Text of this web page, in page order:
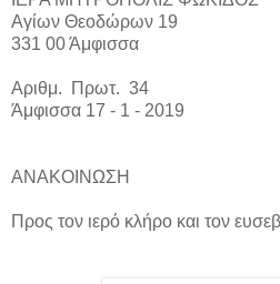
Αγίων Θεοδώρων 19
331 00 Άμφισσα
Αριθμ. Πρωτ. 34
Άμφισσα 17 - 1 - 2019
ΑΝΑΚΟΙΝΩΣΗ
Προς τον ιερό κλήρο και τον